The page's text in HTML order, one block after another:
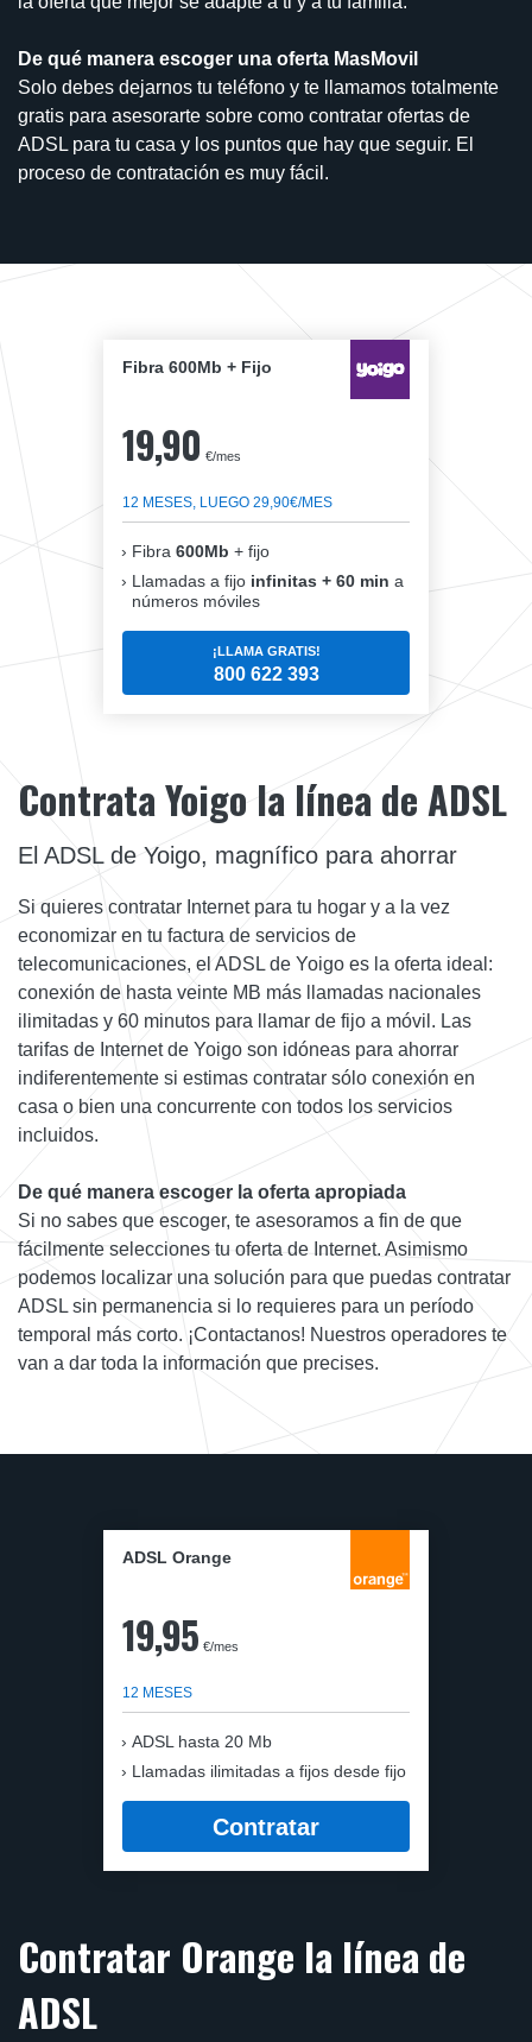
De qué manera escoger una oferta MasMovil
Solo debes dejarnos tu teléfono y te llamamos totalmente
gratis para asesorarte sobre como contratar ofertas de
ADSL para tu casa y los puntos que hay que seguir. El
proceso de contratación es muy fácil.
Fibra 600Mb + Fijo
19,90 €/mes
12 MESES, LUEGO 29,90€/MES
Fibra 600Mb + fijo
Llamadas a fijo infinitas + 60 min a
números móviles
¡LLAMA GRATIS!
800 622 393
Contrata Yoigo la línea de ADSL
El ADSL de Yoigo, magnífico para ahorrar
Si quieres contratar Internet para tu hogar y a la vez
economizar en tu factura de servicios de
telecomunicaciones, el ADSL de Yoigo es la oferta ideal:
conexión de hasta veinte MB más llamadas nacionales
ilimitadas y 60 minutos para llamar de fijo a móvil. Las
tarifas de Internet de Yoigo son idóneas para ahorrar
indiferentemente si estimas contratar sólo conexión en
casa o bien una concurrente con todos los servicios
incluidos.
De qué manera escoger la oferta apropiada
Si no sabes que escoger, te asesoramos a fin de que
fácilmente selecciones tu oferta de Internet. Asimismo
podemos localizar una solución para que puedas contratar
ADSL sin permanencia si lo requieres para un período
temporal más corto. ¡Contactanos! Nuestros operadores te
van a dar toda la información que precises.
ADSL Orange
19,95 €/mes
12 MESES
ADSL hasta 20 Mb
Llamadas ilimitadas a fijos desde fijo
Contratar
Contratar Orange la línea de
ADSL